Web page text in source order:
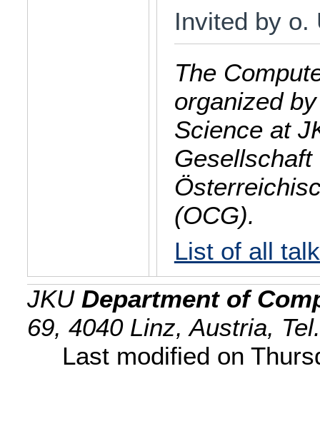
Invited by o.
The
organized
Science at
(OCG).
List of all
JKU Department of
69, 4040 Linz, Austria,
Last modified on